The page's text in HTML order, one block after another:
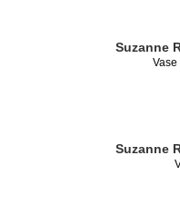
Suzanne
Vase
Suzanne